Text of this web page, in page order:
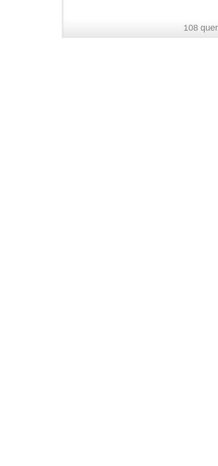
108